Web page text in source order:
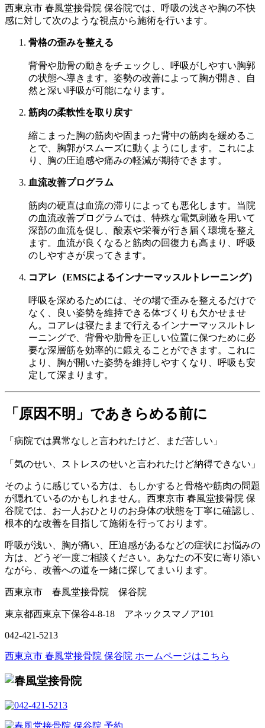
西東京市 春風堂接骨院 保谷院では、呼吸の浅さや胸の不快
感に対して次のような視点から施術を行います。
骨格の歪みを整える
背骨や肋骨の動きをチェックし、呼吸がしやすい胸郭
の状態へ導きます。姿勢の改善によって胸が開き、自
然と深い呼吸が可能になります。
筋肉の柔軟性を取り戻す
縮こまった胸の筋肉や固まった背中の筋肉を緩めるこ
とで、胸郭がスムーズに動くようにします。これによ
り、胸の圧迫感や痛みの軽減が期待できます。
血流改善プログラム
筋肉の硬直は血流の滞りによっても悪化します。当院
の血流改善プログラムでは、特殊な電気刺激を用いて
深部の血流を促し、酸素や栄養が行き届く環境を整え
ます。血流が良くなると筋肉の回復力も高まり、呼吸
のしやすさが戻ってきます。
コアレ（EMSによるインナーマッスルトレーニング）
呼吸を深めるためには、その場で歪みを整えるだけで
なく、良い姿勢を維持できる体づくりも欠かせませ
ん。コアレは寝たままで行えるインナーマッスルトレ
ーニングで、背骨や肋骨を正しい位置に保つために必
要な深層筋を効率的に鍛えることができます。これに
より、胸が開いた姿勢を維持しやすくなり、呼吸も安
定して深まります。
「原因不明」であきらめる前に
「病院では異常なしと言われたけど、まだ苦しい」
「気のせい、ストレスのせいと言われたけど納得できない」
そのように感じている方は、もしかすると骨格や筋肉の問題
が隠れているのかもしれません。西東京市 春風堂接骨院 保
谷院では、お一人おひとりのお身体の状態を丁寧に確認し、
根本的な改善を目指して施術を行っております。
呼吸が浅い、胸が痛い、圧迫感があるなどの症状にお悩みの
方は、どうぞ一度ご相談ください。あなたの不安に寄り添い
ながら、改善への道を一緒に探してまいります。
西東京市 春風堂接骨院 保谷院
東京都西東京下保谷4-8-18 アネックスマノア101
042-421-5213
西東京市 春風堂接骨院 保谷院 ホームページはこちら